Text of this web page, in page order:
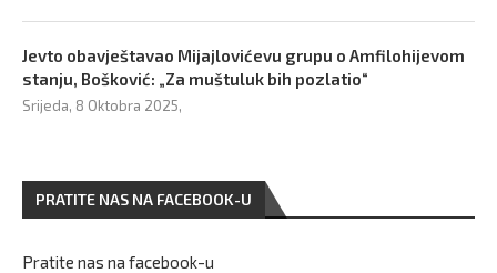
Jevto obavještavao Mijajlovićevu grupu o Amfilohijevom
stanju, Bošković: „Za muštuluk bih pozlatio“
Srijeda, 8 Oktobra 2025,
PRATITE NAS NA FACEBOOK-U
Pratite nas na facebook-u